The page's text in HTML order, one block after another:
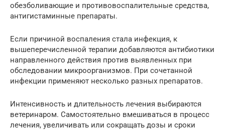
обезболивающие и противовоспалительные средства,
антигистаминные препараты.
Если причиной воспаления стала инфекция, к
вышеперечисленной терапии добавляются антибиотики
направленного действия против выявленных при
обследовании микроорганизмов. При сочетанной
инфекции применяют несколько разных препаратов.
Интенсивность и длительность лечения выбираются
ветеринаром. Самостоятельно вмешиваться в процесс
лечения, увеличивать или сокращать дозы и сроки